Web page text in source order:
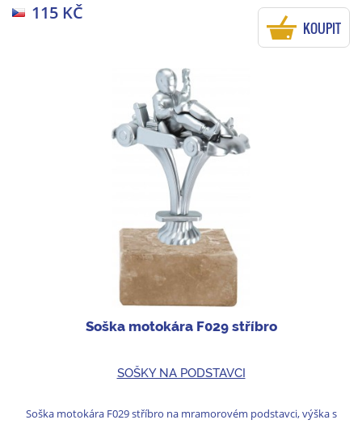
115 KČ
KOUPIT
Soška motokára F029 stříbro
SOŠKY NA PODSTAVCI
Soška motokára F029 stříbro na mramorovém podstavci, výška s